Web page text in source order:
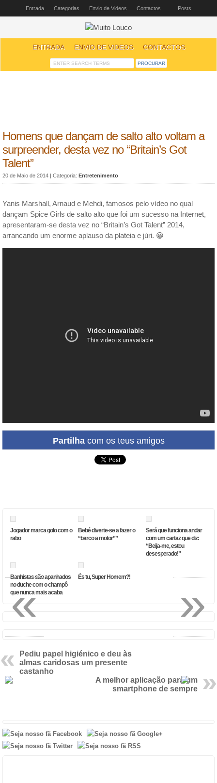
Entrada Categorias Envio de Videos Contactos Posts
ENTRADA ENVIO DE VIDEOS CONTACTOS
Homens que dançam de salto alto voltam a
surpreender, desta vez no “Britain’s Got
Talent”
20 de Maio de 2014 | Categoria: Entretenimento
Yanis Marshall, Arnaud e Mehdi, famosos pelo vídeo no qual
dançam Spice Girls de salto alto que foi um sucesso na Internet,
apresentaram-se desta vez no “Britain’s Got Talent” 2014,
arrancando um enorme aplauso da plateia e júri. 😀
Partilhacom os teus amigos
Jogador marca golo com o
rabo
Bebé diverte-se a fazer o
“barco a motor””
Será que funciona andar
com um cartaz que diz:
“Beija-me, estou
desesperado!”
Banhistas são apanhados
no duche com o champô
que nunca mais acaba
És tu, Super Homem?!
Pediu papel higiénico e deu às
almas caridosas um presente
castanho
A melhor aplicação para um
smartphone de sempre
»
«